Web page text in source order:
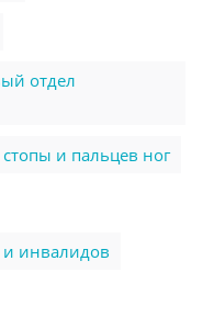
отдел
и пальцев ног
инвалидов